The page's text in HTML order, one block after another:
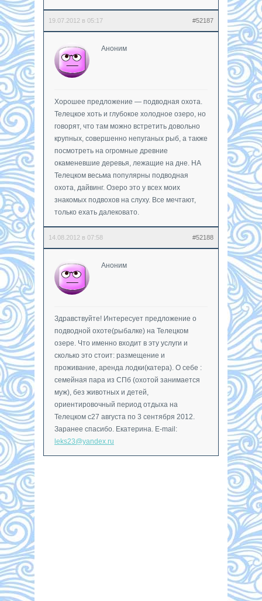
19.07.2012 в 05:17 #52187
Аноним
Хорошее предложение — подводная охота.
Телецкое хоть и глубокое холодное озеро, но
говорят, что там можно встретить довольно
крупных, совершенно непуганых рыб, а также
посмотреть на огромные древние
окаменевшие деревья, лежащие на дне. НА
Телецком весьма популярны подводная
охота, дайвинг. Озеро это у всех моих
знакомых подвохов на слуху. Все мечтают,
только ехать далековато.
14.08.2012 в 07:58 #52188
Аноним
Здравствуйте! Интересует предложение о
подводной охоте(рыбалке) на Телецком
озере. Что именно входит в эту услуги и
сколько это стоит: размещение и
проживание, аренда лодки(катера). О себе :
семейная пара из СПб (охотой занимается
муж), без животных и детей,
ориентировочный период отдыха на
Телецком с27 августа по 3 сентября 2012.
Заранее спасибо. Екатерина. E-mail:
leks23@yandex.ru